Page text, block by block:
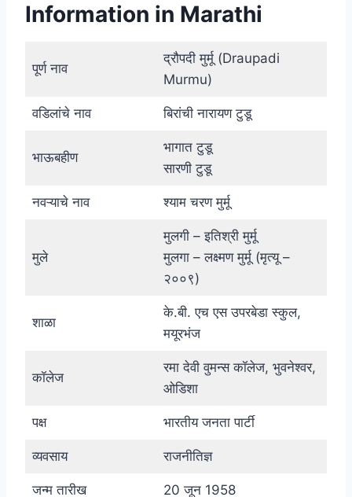
Information in Marathi
पूर्ण नाव
द्रौपदी मुर्मू (Draupadi
Murmu)
वडिलांचे नाव बिरांची नारायण टुडू
भाऊबहीण
भागात टुडू
सारणी टुडू
नवऱ्याचे नाव श्याम चरण मुर्मू
मुले
मुलगी – इतिश्री मुर्मू
मुलगा – लक्ष्मण मुर्मू (मृत्यू –
२००९)
शाळा
के.बी. एच एस उपरबेडा स्कुल,
मयूरभंज
कॉलेज
रमा देवी वुमन्स कॉलेज, भुवनेश्वर,
ओडिशा
पक्ष भारतीय जनता पार्टी
व्यवसाय राजनीतिज्ञ
जन्म तारीख 20 जून 1958